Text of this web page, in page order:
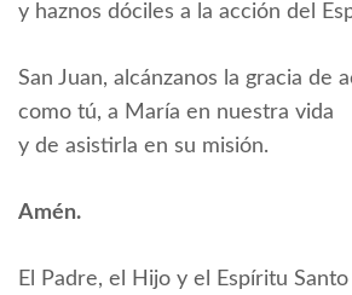
y haznos dóciles a la acción del
San Juan, alcánzanos la gracia de
como tú, a María en nuestra vida
y de asistirla en su misión.
Amén.
El Padre, el Hijo y el Espíritu